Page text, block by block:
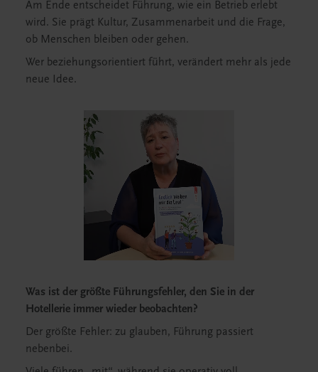
Am Ende entscheidet Führung, wie ein Betrieb erlebt
wird. Sie prägt Kultur, Zusammenarbeit und die Frage,
ob Menschen bleiben oder gehen.
Wer beziehungsorientiert führt, verändert mehr als jede
neue Idee.
Was ist der größte Führungsfehler, den Sie in der
Hotellerie immer wieder beobachten?
Der größte Fehler: zu glauben, Führung passiert
nebenbei.